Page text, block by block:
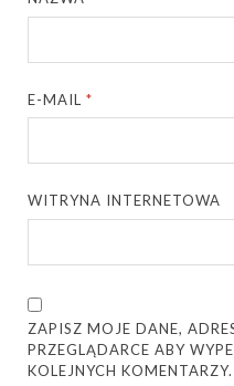
E-MAIL*
WITRYNA INTERNETOWA
ZAPISZ MOJE DANE,
PRZEGLĄDARCE ABY
KOLEJNYCH KOMENTARZY.